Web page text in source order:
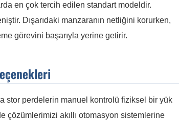
en çok tercih edilen standart modeldir.
Dışarıdaki manzaranın netliğini korurken,
görevini başarıyla yerine getirir.
stor perdelerin manuel kontrolü fiziksel bir yük
çözümlerimizi akıllı otomasyon sistemlerine